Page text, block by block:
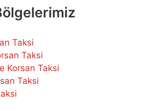
Taksi
Taksi
Korsan Taksi
Taksi